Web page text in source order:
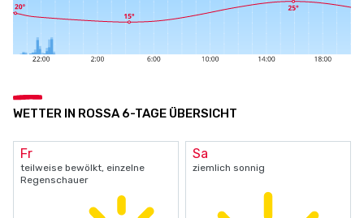
WETTER IN ROSSA 6-TAGE ÜBERSICHT
Fr
teilweise bewölkt, einzelne
Regenschauer
Sa
ziemlich sonnig